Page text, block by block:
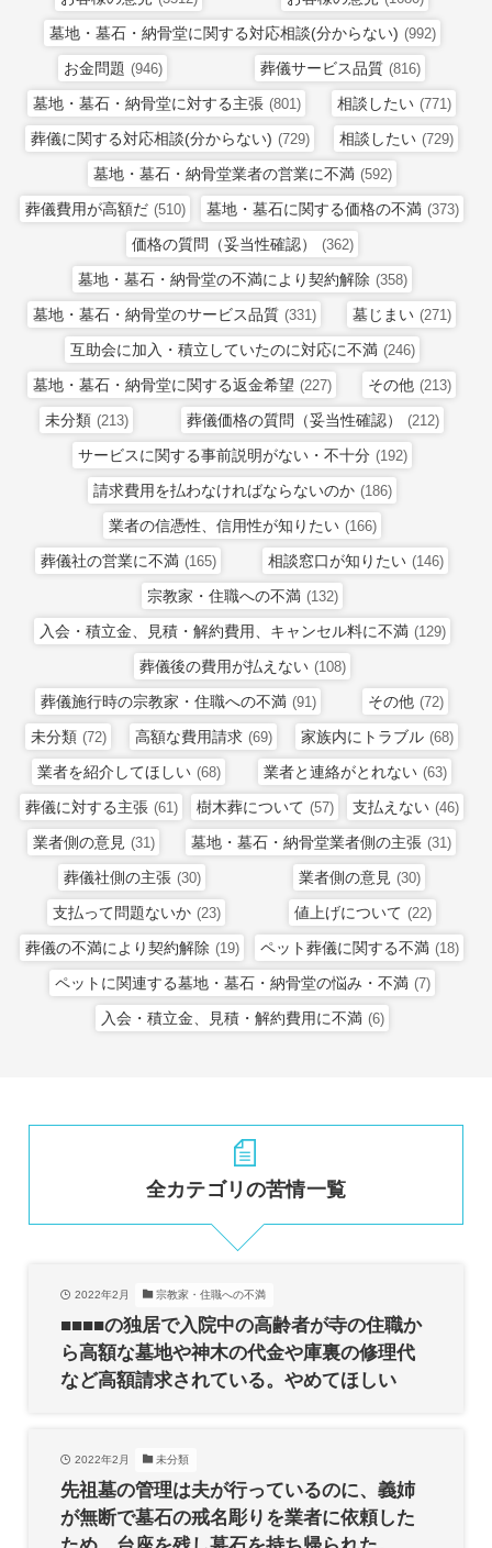
墓地・墓石・納骨堂に関する対応相談(分からない) (992)
お金問題 (946) 葬儀サービス品質 (816)
墓地・墓石・納骨堂に対する主張 (801) 相談したい (771)
葬儀に関する対応相談(分からない) (729) 相談したい (729)
墓地・墓石・納骨堂業者の営業に不満 (592)
葬儀費用が高額だ (510) 墓地・墓石に関する価格の不満 (373)
価格の質問（妥当性確認） (362)
墓地・墓石・納骨堂の不満により契約解除 (358)
墓地・墓石・納骨堂のサービス品質 (331) 墓じまい (271)
互助会に加入・積立していたのに対応に不満 (246)
墓地・墓石・納骨堂に関する返金希望 (227) その他 (213)
未分類 (213) 葬儀価格の質問（妥当性確認） (212)
サービスに関する事前説明がない・不十分 (192)
請求費用を払わなければならないのか (186)
業者の信憑性、信用性が知りたい (166)
葬儀社の営業に不満 (165) 相談窓口が知りたい (146)
宗教家・住職への不満 (132)
入会・積立金、見積・解約費用、キャンセル料に不満 (129)
葬儀後の費用が払えない (108)
葬儀施行時の宗教家・住職への不満 (91) その他 (72)
未分類 (72) 高額な費用請求 (69) 家族内にトラブル (68)
業者を紹介してほしい (68) 業者と連絡がとれない (63)
葬儀に対する主張 (61) 樹木葬について (57) 支払えない (46)
業者側の意見 (31) 墓地・墓石・納骨堂業者側の主張 (31)
葬儀社側の主張 (30) 業者側の意見 (30)
支払って問題ないか (23) 値上げについて (22)
葬儀の不満により契約解除 (19) ペット葬儀に関する不満 (18)
ペットに関連する墓地・墓石・納骨堂の悩み・不満 (7)
入会・積立金、見積・解約費用に不満 (6)
全カテゴリの苦情一覧
2022年2月 宗教家・住職への不満
■■■■の独居で入院中の高齢者が寺の住職か
ら高額な墓地や神木の代金や庫裏の修理代
など高額請求されている。やめてほしい
2022年2月 未分類
先祖墓の管理は夫が行っているのに、義姉
が無断で墓石の戒名彫りを業者に依頼した